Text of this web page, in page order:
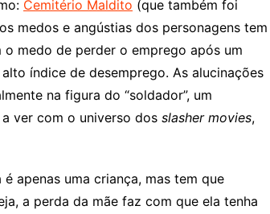
Cemitério Maldito (que também foi
medos e angústias dos personagens tem
medo de perder o emprego após um
índice de desemprego. As alucinações
na figura do “soldador”, um
ver com o universo dos slasher movies,
apenas uma criança, mas tem que
a perda da mãe faz com que ela tenha